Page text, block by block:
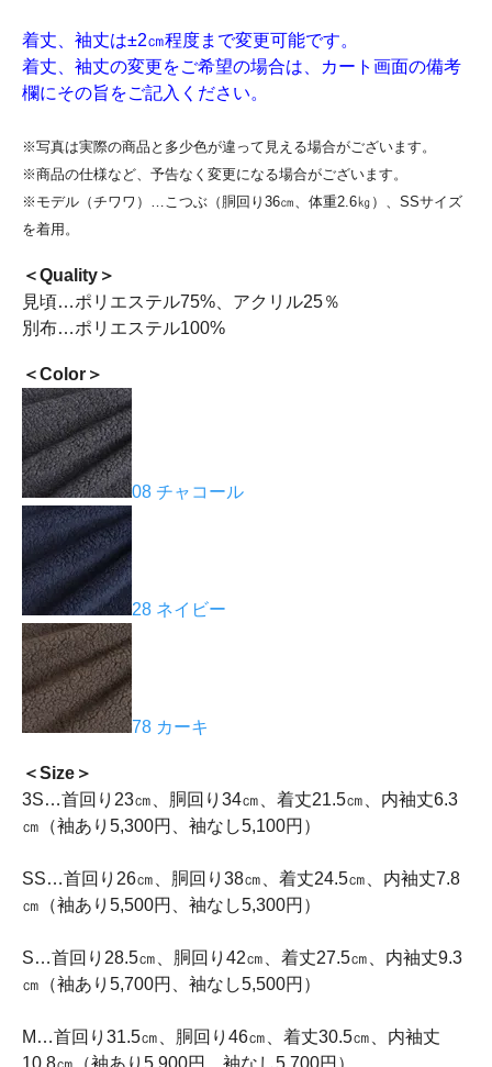
着丈、袖丈は±2㎝程度まで変更可能です。
着丈、袖丈の変更をご希望の場合は、カート画面の備考
欄にその旨をご記入ください。
※写真は実際の商品と多少色が違って見える場合がございます。
※商品の仕様など、予告なく変更になる場合がございます。
※モデル（チワワ）…こつぶ（胴回り36㎝、体重2.6㎏）、SSサイズ
を着用。
＜Quality＞
見頃…ポリエステル75%、アクリル25％
別布…ポリエステル100%
＜Color＞
08 チャコール
28 ネイビー
78 カーキ
＜Size＞
3S…首回り23㎝、胴回り34㎝、着丈21.5㎝、内袖丈6.3
㎝（袖あり5,300円、袖なし5,100円）
SS…首回り26㎝、胴回り38㎝、着丈24.5㎝、内袖丈7.8
㎝（袖あり5,500円、袖なし5,300円）
S…首回り28.5㎝、胴回り42㎝、着丈27.5㎝、内袖丈9.3
㎝（袖あり5,700円、袖なし5,500円）
M…首回り31.5㎝、胴回り46㎝、着丈30.5㎝、内袖丈
10.8㎝（袖あり5,900円、袖なし5,700円）